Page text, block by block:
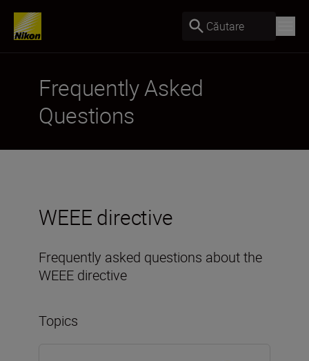
Căutare
Frequently Asked
Questions
Topics
WEEE directive
Frequently asked questions about the
WEEE directive